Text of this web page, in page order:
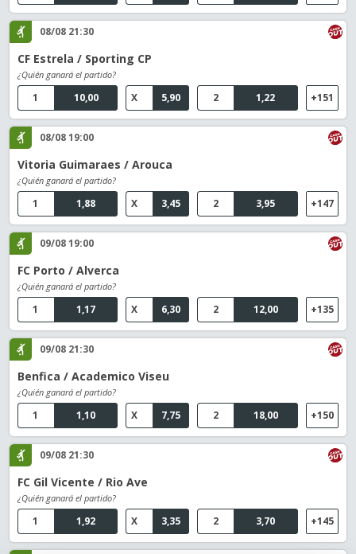
08/08 21:30
CF Estrela / Sporting CP
¿Quién ganará el partido?
10,00
1 5,90
X 1,22
2 +151
08/08 19:00
Vitoria Guimaraes / Arouca
¿Quién ganará el partido?
1,88
1 3,45
X 3,95
2 +147
09/08 19:00
FC Porto / Alverca
¿Quién ganará el partido?
1,17
1 6,30
X 12,00
2 +135
09/08 21:30
Benfica / Academico Viseu
¿Quién ganará el partido?
1,10
1 7,75
X 18,00
2 +150
09/08 21:30
FC Gil Vicente / Rio Ave
¿Quién ganará el partido?
1,92
1 3,35
X 3,70
2 +145